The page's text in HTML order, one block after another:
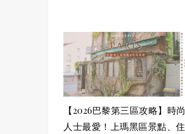
【2026巴黎第三區攻略】時尚
人士最愛！上瑪黑區景點、住